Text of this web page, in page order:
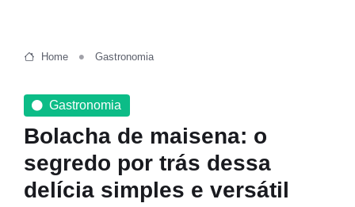
Home Gastronomia
Gastronomia
Bolacha de maisena: o
segredo por trás dessa
delícia simples e versátil